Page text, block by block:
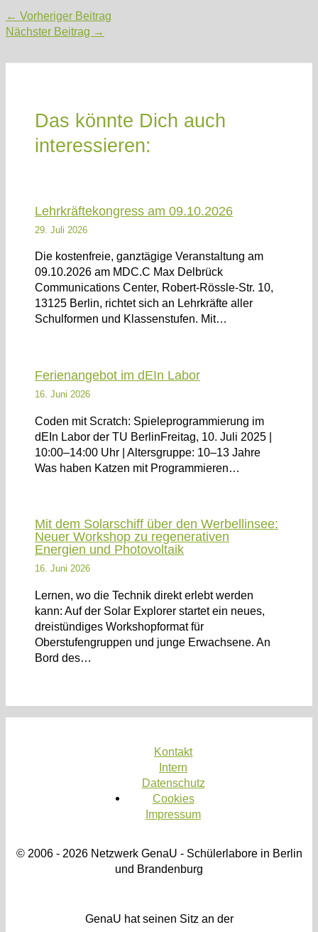
Post
navigation
← Vorheriger Beitrag
Nächster Beitrag →
Das könnte Dich auch
interessieren:
Lehrkräftekongress am 09.10.2026
29. Juli 2026
Die kostenfreie, ganztägige Veranstaltung am
09.10.2026 am MDC.C Max Delbrück
Communications Center, Robert-Rössle-Str. 10,
13125 Berlin, richtet sich an Lehrkräfte aller
Schulformen und Klassenstufen. Mit…
Ferienangebot im dEIn Labor
16. Juni 2026
Coden mit Scratch: Spieleprogrammierung im
dEIn Labor der TU BerlinFreitag, 10. Juli 2025 |
10:00–14:00 Uhr | Altersgruppe: 10–13 Jahre
Was haben Katzen mit Programmieren…
Mit dem Solarschiff über den Werbellinsee:
Neuer Workshop zu regenerativen
Energien und Photovoltaik
16. Juni 2026
Lernen, wo die Technik direkt erlebt werden
kann: Auf der Solar Explorer startet ein neues,
dreistündiges Workshopformat für
Oberstufengruppen und junge Erwachsene. An
Bord des…
Kontakt
Intern
Datenschutz
Cookies
Impressum
© 2006 - 2026 Netzwerk GenaU - Schülerlabore in Berlin
und Brandenburg
GenaU hat seinen Sitz an der